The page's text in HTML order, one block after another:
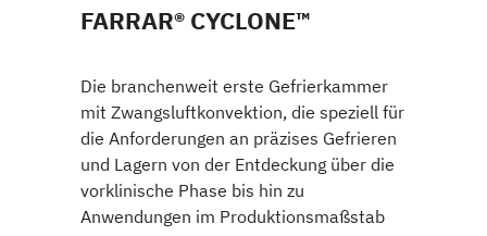
FARRAR® CYCLONE™
Die branchenweit erste Gefrierkammer
mit Zwangsluftkonvektion, die speziell für
die Anforderungen an präzises Gefrieren
und Lagern von der Entdeckung über die
vorklinische Phase bis hin zu
Anwendungen im Produktionsmaßstab